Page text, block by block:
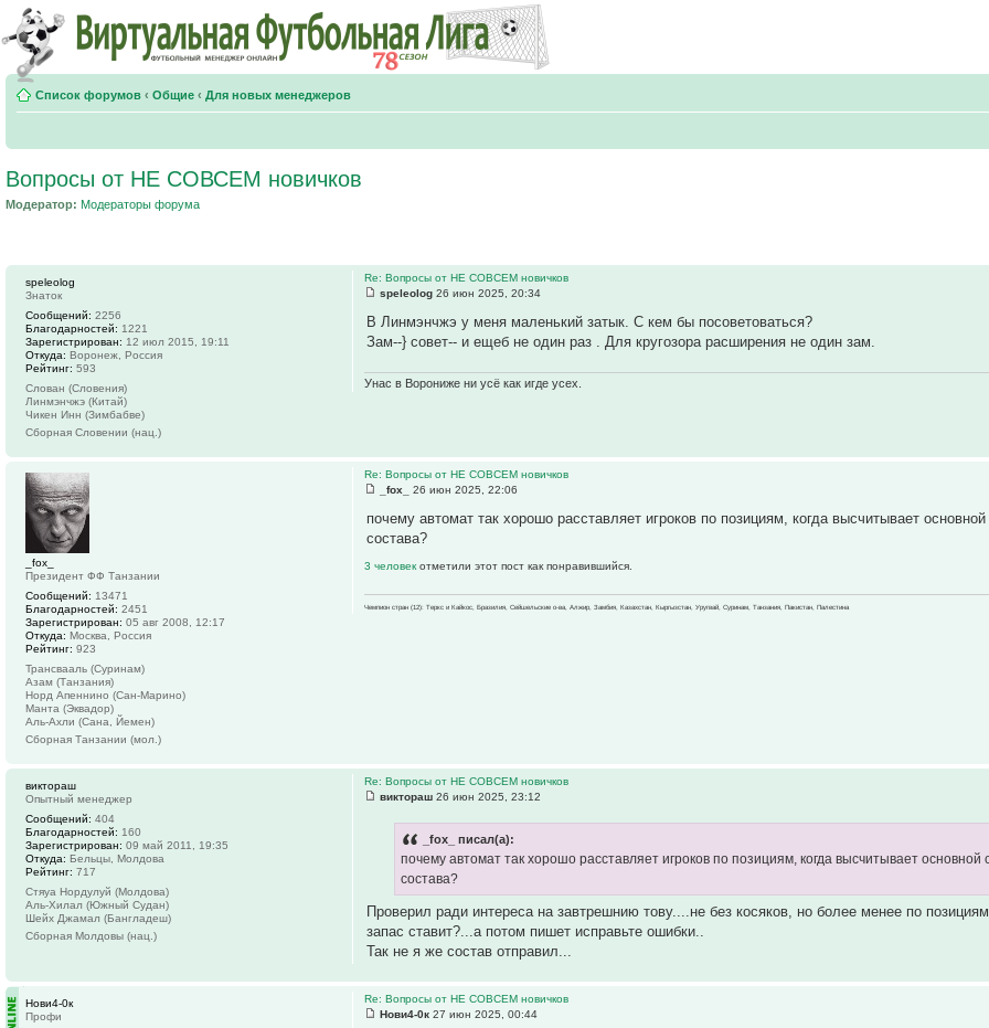
Список форумов ‹ Общие ‹ Для новых менеджеров
Вопросы от НЕ СОВСЕМ новичков
Модератор: Модераторы форума
Re: Вопросы от НЕ СОВСЕМ новичков
speleolog 26 июн 2025, 20:34
В Линмэнчжэ у меня маленький затык. С кем бы посоветоваться?
Зам--} совет-- и ещеб не один раз . Для кругозора расширения не один зам.
Унас в Ворониже ни усё как игде усех.
speleolog
Знаток
Сообщений: 2256
Благодарностей: 1221
Зарегистрирован: 12 июл 2015, 19:11
Откуда: Воронеж, Россия
Рейтинг: 593
Слован (Словения)
Линмэнчжэ (Китай)
Чикен Инн (Зимбабве)
Сборная Словении (нац.)
Re: Вопросы от НЕ СОВСЕМ новичков
_fox_
26 июн 2025, 22:06
почему автомат так хорошо расставляет игроков по позициям, когда высчитывает
состава?
3 человекотметили этот пост как понравившийся.
Чемпион стран (12): Теркс и Кайкос, Бразилия, Сейшельские о-ва, Алжир, Замбия, Казахстан, Кыргызстан, Уругвай, Суринам, Танзания, Пакистан, Палестина
_fox_
Президент ФФ Танзании
Сообщений: 13471
Благодарностей: 2451
Зарегистрирован: 05 авг 2008, 12:17
Откуда: Москва, Россия
Рейтинг: 923
Трансвааль (Суринам)
Азам (Танзания)
Норд Апеннино (Сан-Марино)
Манта (Эквадор)
Аль-Ахли (Сана, Йемен)
Сборная Танзании (мол.)
Re: Вопросы от НЕ СОВСЕМ новичков
виктораш 26 июн 2025, 23:12
_fox_ писал(а):
почему автомат так хорошо расставляет игроков по позициям, когда высчитывает
состава?
Проверил ради интереса на завтрешнию тову....не без косяков, но более менее по
запас ставит?...а потом пишет исправьте ошибки..
Так не я же состав отправил...
виктораш
Опытный менеджер
Сообщений: 404
Благодарностей: 160
Зарегистрирован: 09 май 2011, 19:35
Откуда: Бельцы, Молдова
Рейтинг: 717
Стяуа Нордулуй (Молдова)
Аль-Хилал (Южный Судан)
Шейх Джамал (Бангладеш)
Сборная Молдовы (нац.)
Re: Вопросы от НЕ СОВСЕМ новичков
Нови4-0к 27 июн 2025, 00:44
Нови4-0к
Профи